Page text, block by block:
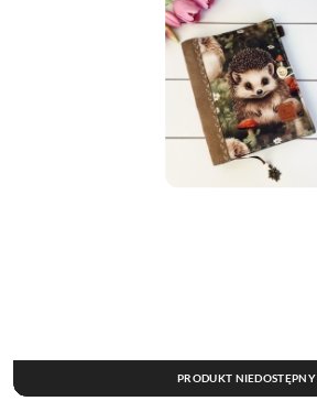
PRODUKT NIEDOSTĘPNY